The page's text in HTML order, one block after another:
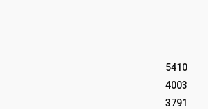
5410
4003
3791